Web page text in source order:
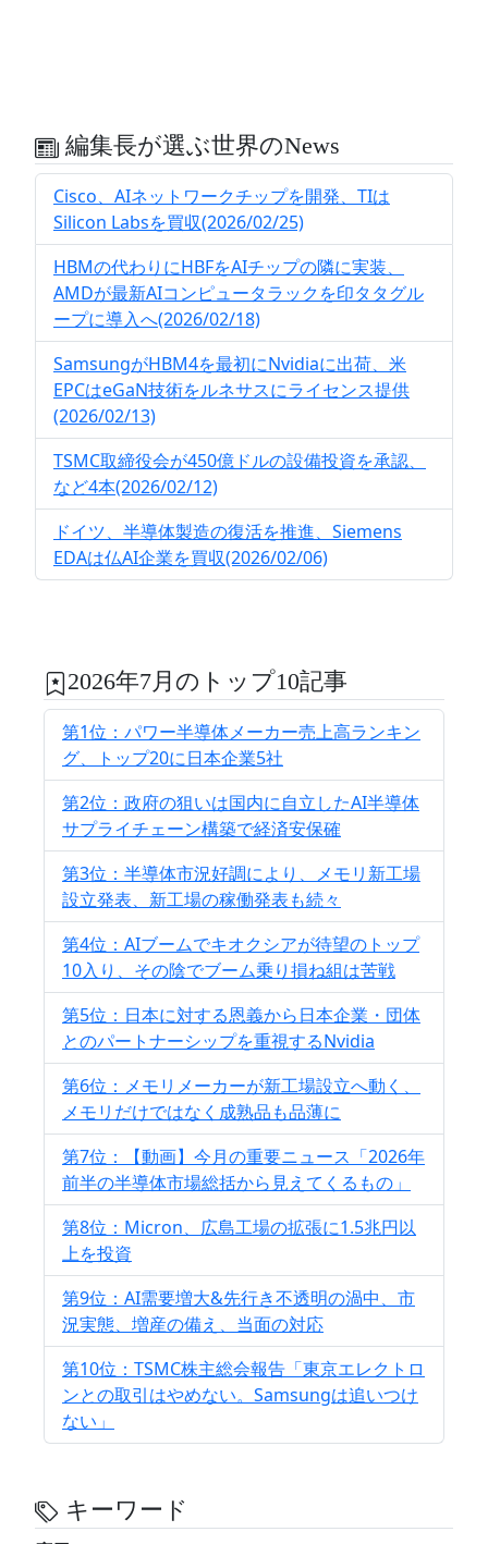
編集長が選ぶ世界のNews
Cisco、AIネットワークチップを開発、TIは
Silicon Labsを買収(2026/02/25)
HBMの代わりにHBFをAIチップの隣に実装、
AMDが最新AIコンピュータラックを印タタグル
ープに導入へ(2026/02/18)
SamsungがHBM4を最初にNvidiaに出荷、米
EPCはeGaN技術をルネサスにライセンス提供
(2026/02/13)
TSMC取締役会が450億ドルの設備投資を承認、
など4本(2026/02/12)
ドイツ、半導体製造の復活を推進、Siemens
EDAは仏AI企業を買収(2026/02/06)
2026年7月のトップ10記事
第1位：パワー半導体メーカー売上高ランキン
グ、トップ20に日本企業5社
第2位：政府の狙いは国内に自立したAI半導体
サプライチェーン構築で経済安保確
第3位：半導体市況好調により、メモリ新工場
設立発表、新工場の稼働発表も続々
第4位：AIブームでキオクシアが待望のトップ
10入り、その陰でブーム乗り損ね組は苦戦
第5位：日本に対する恩義から日本企業・団体
とのパートナーシップを重視するNvidia
第6位：メモリメーカーが新工場設立へ動く、
メモリだけではなく成熟品も品薄に
第7位：【動画】今月の重要ニュース「2026年
前半の半導体市場総括から見えてくるもの」
第8位：Micron、広島工場の拡張に1.5兆円以
上を投資
第9位：AI需要増大&先行き不透明の渦中、市
況実態、増産の備え、当面の対応
第10位：TSMC株主総会報告「東京エレクトロ
ンとの取引はやめない。Samsungは追いつけ
ない」
キーワード